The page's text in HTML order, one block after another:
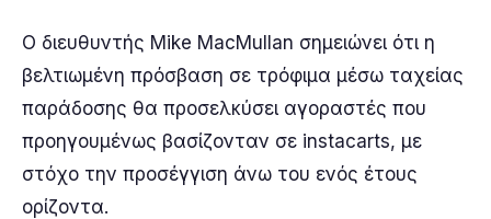
Ο διευθυντής Mike MacMullan σημειώνει ότι η
βελτιωμένη πρόσβαση σε τρόφιμα μέσω ταχείας
παράδοσης θα προσελκύσει αγοραστές που
προηγουμένως βασίζονταν σε instacarts, με
στόχο την προσέγγιση άνω του ενός έτους
ορίζοντα.